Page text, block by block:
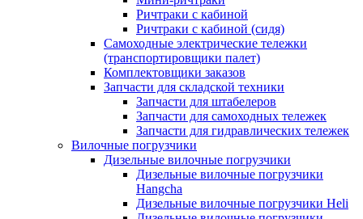
Ричтраки с кабиной
Ричтраки с кабиной (сидя)
Самоходные электрические тележки
(транспортировщики палет)
Комплектовщики заказов
Запчасти для складской техники
Запчасти для штабелеров
Запчасти для самоходных тележек
Запчасти для гидравлических тележек
Вилочные погрузчики
Дизельные вилочные погрузчики
Дизельные вилочные погрузчики
Hangcha
Дизельные вилочные погрузчики Heli